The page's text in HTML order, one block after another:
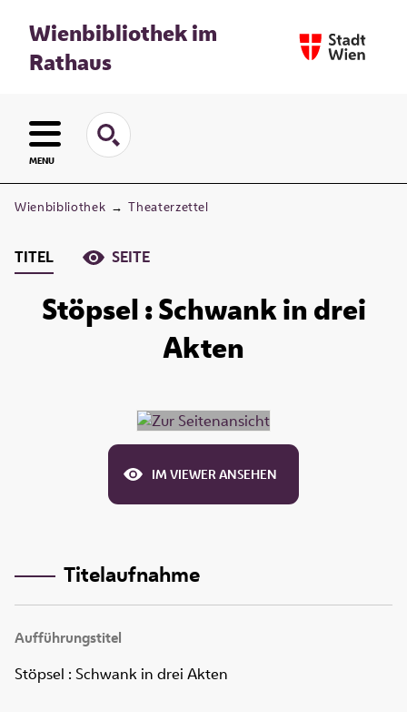
Wienbibliothek im
Rathaus
MENU
Wienbibliothek → Theaterzettel
TITEL SEITE
Stöpsel : Schwank in drei
Akten
IM VIEWER ANSEHEN
Titelaufnahme
Aufführungstitel
Stöpsel : Schwank in drei Akten